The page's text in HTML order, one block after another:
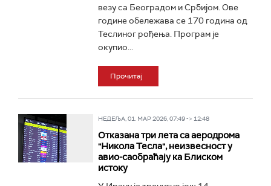
везу са Београдом и Србијом. Ове
године обележава се 170 година од
Теслиног рођења. Програм је
окупио...
Прочитај
НЕДЕЉА, 01. МАР 2026, 07:49 -> 12:48
Отказана три лета са аеродрома
"Никола Тесла", неизвесност у
авио-саобраћају ка Блиском
истоку